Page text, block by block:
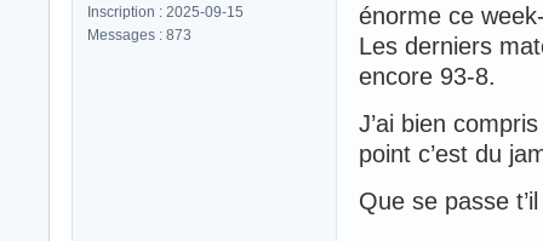
Inscription : 2025-09-15
Messages : 873
énorme ce
Les derniers
encore 93-8.
J’ai bien
point c’est du
Que se passe